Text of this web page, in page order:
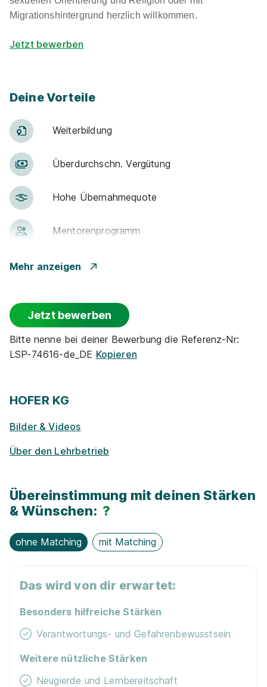
Migrationshintergrund herzlich willkommen.
Jetzt bewerben
Deine Vorteile
Weiter­bildung
Über­durch­schn. Ver­gü­tung
Hohe Über­nah­me­quote
Men­to­ren­pro­gramm
Betr. Alters­vor­sorge
Rabatte
Ge­sund­heits­maß­nah­men
Zu­satz­qua­li­fi­ka­tio­nen
Exkur­sionen
Mehr anzeigen
Jetzt bewerben
Bitte nenne bei deiner Bewerbung die Referenz-Nr:
LSP-74616-de_DE Kopieren
HOFER KG
Bilder & Videos
Über den Lehrbetrieb
Übereinstimmung mit deinen Stärken
& Wünschen: ?
ohne Matching mit Matching
Das wird von dir erwartet:
Besonders hilfreiche Stärken
Verantwortungs- und Gefahrenbewusstsein
Weitere nützliche Stärken
Neugierde und Lernbereitschaft